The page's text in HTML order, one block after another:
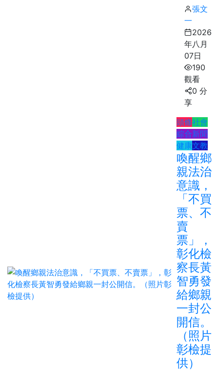
張文
一
2026
年八月
07日
190
觀看
0 分
享
頭條社會
綜合新聞
健康文教
喚醒鄉
親法治
意識，
「不買
票、不
賣
票」，
彰化檢
察長黃
智勇發
給鄉親
一封公
開信。
（照片
彰檢提
供）